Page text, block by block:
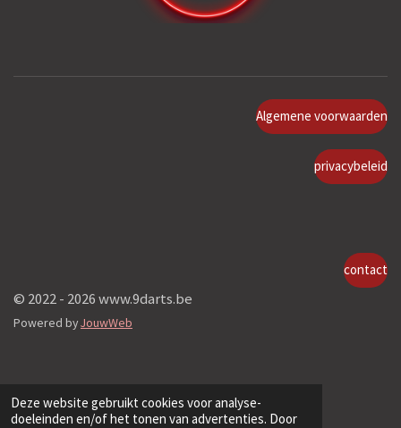
Deze website gebruikt cookies voor analyse-
doeleinden en/of het tonen van advertenties. Door
Algemene voorwaarden
privacybeleid
contact
© 2022 - 2026 www.9darts.be
Powered byJouwWeb